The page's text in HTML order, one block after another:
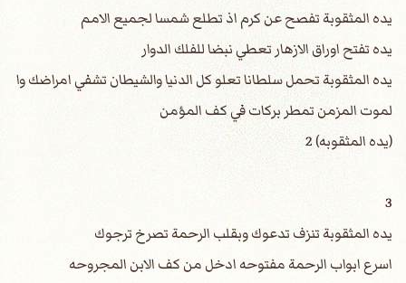
يده المثقوبة تفصح عن كرم اذ تطلع شمسا لجميع الامم
يده تفتح اوراق الازهار تعطي نبضا للفلك الدوار
يده المثقوبة تحمل سلطانا تعلو كل الدنيا والشيطان تشفي امراضك وا
لموت المزمن تمطر بركات في كف المؤمن
(يده المثقوبه) 2
3
يده المثقوبة تنزف تدعوك وبقلب الرحمة تصرخ ترجوك
اسرع ابواب الرحمة مفتوحه ادخل من كف الابن المجروحه